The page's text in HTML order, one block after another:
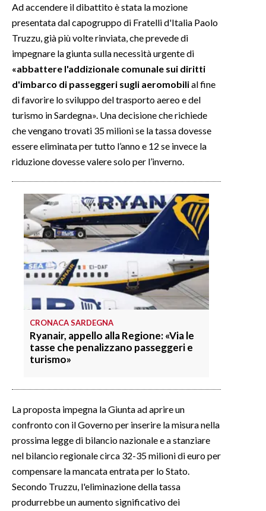
#CARAUNIONE
3 MINUTI CON
INSULARITÀ
INFO AZIENDE
ABBONATI
ANNUNCI
STORE
Ad accendere il dibattito è stata la mozione
presentata dal capogruppo di Fratelli d'Italia Paolo
Truzzu, già più volte rinviata, che prevede di
impegnare la giunta sulla necessità urgente di
«abbattere l'addizionale comunale sui diritti
d'imbarco di passeggeri sugli aeromobilial fine
di favorire lo sviluppo del trasporto aereo e del
turismo in Sardegna». Una decisione che richiede
che vengano trovati 35 milioni se la tassa dovesse
essere eliminata per tutto l’anno e 12 se invece la
riduzione dovesse valere solo per l’inverno.
CRONACA SARDEGNA
Ryanair, appello alla Regione: «Via le
tasse che penalizzano passeggeri e
turismo»
La proposta impegna la Giunta ad aprire un
confronto con il Governo per inserire la misura nella
prossima legge di bilancio nazionale e a stanziare
nel bilancio regionale circa 32-35 milioni di euro per
compensare la mancata entrata per lo Stato.
Secondo Truzzu, l'eliminazione della tassa
produrrebbe un aumento significativo dei